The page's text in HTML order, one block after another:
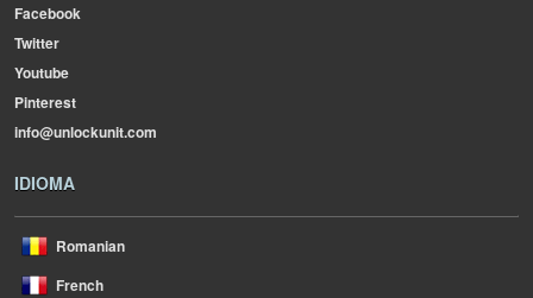
Facebook
Twitter
Youtube
Pinterest
info@unlockunit.com
IDIOMA
Romanian
French